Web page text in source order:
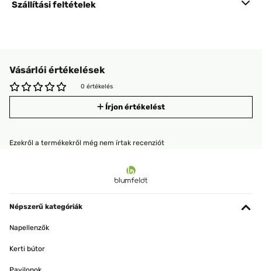
Szállítási feltételek
Vásárlói értékelések
0 értékelés
Írjon értékelést
Ezekről a termékekről még nem írtak recenziót
Népszerű kategóriák
Napellenzők
Kerti bútor